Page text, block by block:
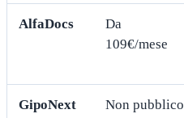
AlfaDocs
Da
109€/mese
GipoNext Non pubblico